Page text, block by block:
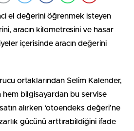
el değerini öğrenmek isteyen
aracın kilometresini ve hasar
içerisinde aracın değerini
ortaklarından Selim Kalender,
hem bilgisayardan bu servise
alırken ‘otoendeks değeri’ne
gücünü arttırabildiğini ifade